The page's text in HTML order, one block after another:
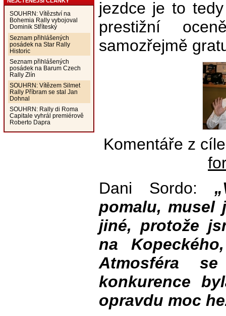
SOUHRN: Vítězství na
Bohemia Rally vybojoval
Dominik Stříteský
Seznam přihlášených
posádek na Star Rally
Historic
Seznam přihlášených
posádek na Barum Czech
Rally Zlín
SOUHRN: Vítězem Silmet
Rally Příbram se stal Jan
Dohnal
SOUHRN: Rally di Roma
Capitale vyhrál premiérově
Roberto Dapra
jezdce je to
prestižní
samozřejmě
Komentáře z
Dani Sordo:
pomalu, musel
jiné, protože
na
Atmosféra
konkurence
opravdu moc